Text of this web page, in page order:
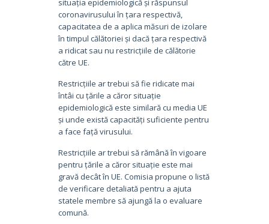
situația epidemiologică și răspunsul
coronavirusului în țara respectivă,
capacitatea de a aplica măsuri de izolare
în timpul călătoriei și dacă țara respectivă
a ridicat sau nu restricțiile de călătorie
către UE.
Restricțiile ar trebui să fie ridicate mai
întâi cu țările a căror situație
epidemiologică este similară cu media UE
și unde există capacități suficiente pentru
a face față virusului.
Restricțiile ar trebui să rămână în vigoare
pentru țările a căror situație este mai
gravă decât în ​​UE. Comisia propune o listă
de verificare detaliată pentru a ajuta
statele membre să ajungă la o evaluare
comună.